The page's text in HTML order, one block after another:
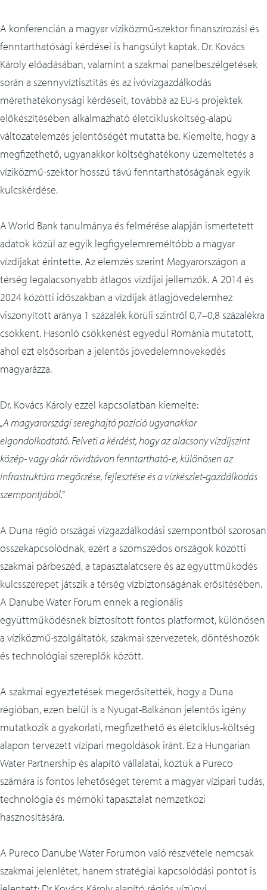
A konferencián a magyar víziközmű-szektor finanszírozási és
fenntarthatósági kérdései is hangsúlyt kaptak. Dr. Kovács
Károly előadásában, valamint a szakmai panelbeszélgetések
során a szennyvíztisztítás és az ivóvízgazdálkodás
mérethatékonysági kérdéseit, továbbá az EU-s projektek
előkészítésében alkalmazható életciklusköltség-alapú
változatelemzés jelentőségét mutatta be. Kiemelte, hogy a
megfizethető, ugyanakkor költséghatékony üzemeltetés a
víziközmű-szektor hosszú távú fenntarthatóságának egyik
kulcskérdése.
A World Bank tanulmánya és felmérése alapján ismertetett
adatok közül az egyik legfigyelemreméltóbb a magyar
vízdíjakat érintette. Az elemzés szerint Magyarországon a
térség legalacsonyabb átlagos vízdíjai jellemzők. A 2014 és
2024 közötti időszakban a vízdíjak átlagjövedelemhez
viszonyított aránya 1 százalék körüli szintről 0,7–0,8 százalékra
csökkent. Hasonló csökkenést egyedül Románia mutatott,
ahol ezt elsősorban a jelentős jövedelemnövekedés
magyarázza.
Dr. Kovács Károly ezzel kapcsolatban kiemelte:
„A magyarországi sereghajtó pozíció ugyanakkor
elgondolkodtató. Felveti a kérdést, hogy az alacsony vízdíjszint
közép- vagy akár rövidtávon fenntartható-e, különösen az
infrastruktúra megőrzése, fejlesztése és a vízkészlet-gazdálkodás
szempontjából.”
A Duna régió országai vízgazdálkodási szempontból szorosan
összekapcsolódnak, ezért a szomszédos országok közötti
szakmai párbeszéd, a tapasztalatcsere és az együttműködés
kulcsszerepet játszik a térség vízbiztonságának erősítésében.
A Danube Water Forum ennek a regionális
együttműködésnek biztosított fontos platformot, különösen
a víziközmű-szolgáltatók, szakmai szervezetek, döntéshozók
és technológiai szereplők között.
A szakmai egyeztetések megerősítették, hogy a Duna
régióban, ezen belül is a Nyugat-Balkánon jelentős igény
mutatkozik a gyakorlati, megfizethető és életciklus-költség
alapon tervezett vízipari megoldások iránt. Ez a Hungarian
Water Partnership és alapító vállalatai, köztük a Pureco
számára is fontos lehetőséget teremt a magyar vízipari tudás,
technológia és mérnöki tapasztalat nemzetközi
hasznosítására.
A Pureco Danube Water Forumon való részvétele nemcsak
szakmai jelenlétet, hanem stratégiai kapcsolódási pontot is